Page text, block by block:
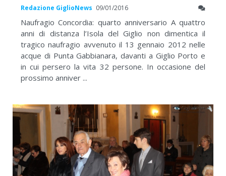
Redazione GiglioNews 09/01/2016
Naufragio Concordia: quarto anniversario A quattro
anni di distanza l’Isola del Giglio non dimentica il
tragico naufragio avvenuto il 13 gennaio 2012 nelle
acque di Punta Gabbianara, davanti a Giglio Porto e
in cui persero la vita 32 persone. In occasione del
prossimo anniver ...